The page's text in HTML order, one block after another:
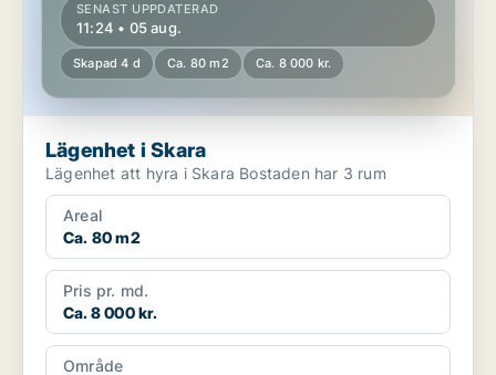
SENAST UPPDATERAD
11:24 • 05 aug.
Skapad 4 d Ca. 80 m2 Ca. 8 000 kr.
Lägenhet i Skara
Lägenhet att hyra i Skara Bostaden har 3 rum
Areal
Ca. 80 m2
Pris pr. md.
Ca. 8 000 kr.
Område